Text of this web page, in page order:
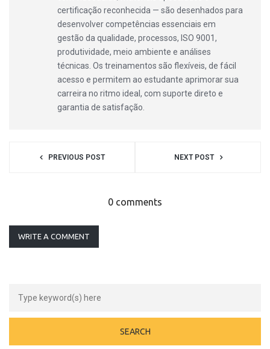
certificação reconhecida — são desenhados para
desenvolver competências essenciais em
gestão da qualidade, processos, ISO 9001,
produtividade, meio ambiente e análises
técnicas. Os treinamentos são flexíveis, de fácil
acesso e permitem ao estudante aprimorar sua
carreira no ritmo ideal, com suporte direto e
garantia de satisfação.
PREVIOUS POST NEXT POST
0 comments
WRITE A COMMENT